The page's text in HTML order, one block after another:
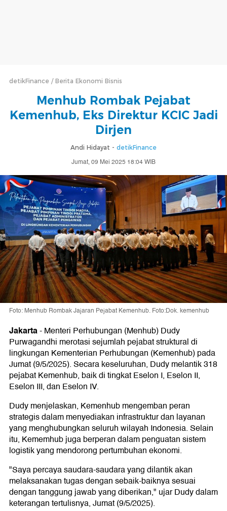
detikFinance Berita Ekonomi Bisnis
Menhub Rombak Pejabat
Kemenhub, Eks Direktur KCIC Jadi
Dirjen
Andi Hidayat - detikFinance
Jumat, 09 Mei 2025 18:04 WIB
Foto: Menhub Rombak Jajaran Pejabat Kemenhub. Foto:Dok. kemenhub
Jakarta-Menteri Perhubungan (Menhub) Dudy
Purwagandhi merotasi sejumlah pejabat struktural di
lingkungan Kementerian Perhubungan (Kemenhub) pada
Jumat (9/5/2025). Secara keseluruhan, Dudy melantik 318
pejabat Kemenhub, baik di tingkat Eselon I, Eselon II,
Eselon III, dan Eselon IV.
Dudy menjelaskan, Kemenhub mengemban peran
strategis dalam menyediakan infrastruktur dan layanan
yang menghubungkan seluruh wilayah Indonesia. Selain
itu, Kememhub juga berperan dalam penguatan sistem
logistik yang mendorong pertumbuhan ekonomi.
"Saya percaya saudara-saudara yang dilantik akan
melaksanakan tugas dengan sebaik-baiknya sesuai
dengan tanggung jawab yang diberikan," ujar Dudy dalam
keterangan tertulisnya, Jumat (9/5/2025).